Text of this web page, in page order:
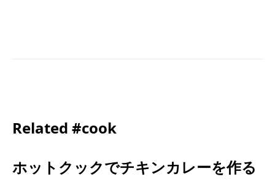
Related #cook
ホットクックでチキンカレーを作る